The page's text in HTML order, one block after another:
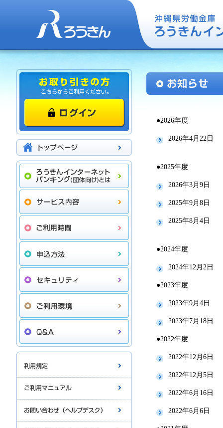
●2026年度
2026年4月22日
●2025年度
2026年3月9日
2025年9月8日
2025年8月4日
●2024年度
2024年12月2日
●2023年度
2023年9月4日
2023年7月18日
●2022年度
2022年12月6日
2022年12月5日
2022年6月16日
2022年6月6日